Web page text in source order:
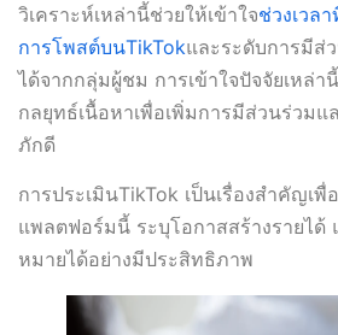
วิเคราะห์เหล่านี้ช่วยให้เข้าใจช่วงเวล
การโพสต์บนTikTokและระดับการมีส่
ได้จากกลุ่มผู้ชม การเข้าใจปัจจัยเหล่
กลยุทธ์เนื้อหาเพื่อเพิ่มการมีส่วนร่วม
ภักดี
การประเมินTikTok เป็นเรื่องสำคัญเ
แพลตฟอร์มนี้ ระบุโอกาสสร้างรายได้
หมายได้อย่างมีประสิทธิภาพ